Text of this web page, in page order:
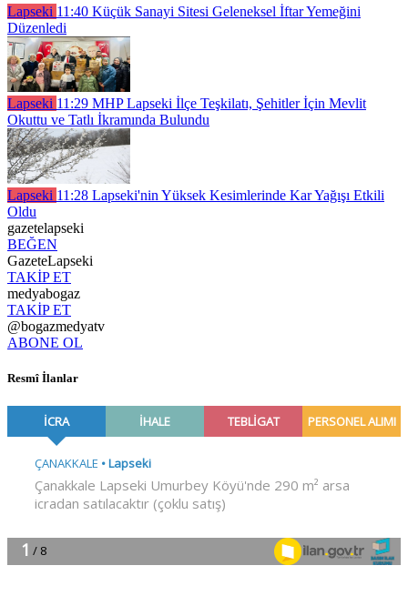
Lapseki 11:40 Küçük Sanayi Sitesi Geleneksel İftar Yemeğini
Düzenledi
Lapseki 11:29 MHP Lapseki İlçe Teşkilatı, Şehitler İçin Mevlit
Okuttu ve Tatlı İkramında Bulundu
Lapseki 11:28 Lapseki'nin Yüksek Kesimlerinde Kar Yağışı Etkili
Oldu
gazetelapseki
BEĞEN
GazeteLapseki
TAKİP ET
medyabogaz
TAKİP ET
@bogazmedyatv
ABONE OL
Resmî İlanlar